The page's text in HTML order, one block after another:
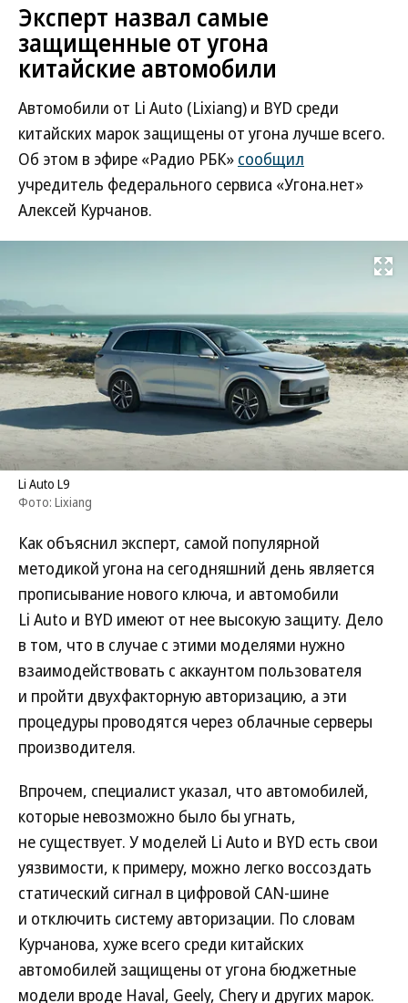
Эксперт назвал самые
защищенные от угона
китайские автомобили
Автомобили от Li Auto (Lixiang) и BYD среди
китайских марок защищены от угона лучше всего.
Об этом в эфире «Радио РБК» сообщил
учредитель федерального сервиса «Угона.нет»
Алексей Курчанов.
Развернуть
Li Auto L9
Фото: Lixiang
Как объяснил эксперт, самой популярной
методикой угона на сегодняшний день является
прописывание нового ключа, и автомобили
Li Auto и BYD имеют от нее высокую защиту. Дело
в том, что в случае с этими моделями нужно
взаимодействовать с аккаунтом пользователя
и пройти двухфакторную авторизацию, а эти
процедуры проводятся через облачные серверы
производителя.
Впрочем, специалист указал, что автомобилей,
которые невозможно было бы угнать,
не существует. У моделей Li Auto и BYD есть свои
уязвимости, к примеру, можно легко воссоздать
статический сигнал в цифровой CAN-шине
и отключить систему авторизации. По словам
Курчанова, хуже всего среди китайских
автомобилей защищены от угона бюджетные
модели вроде Haval, Geely, Chery и других марок.